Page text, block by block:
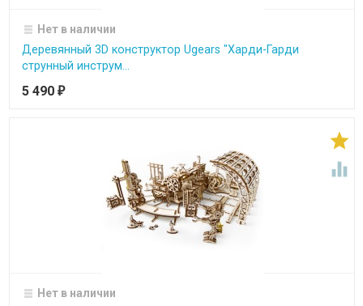
Нет в наличии
Деревянный 3D конструктор Ugears "Харди-Гарди
струнный инструм...
5 490 ₽


Нет в наличии